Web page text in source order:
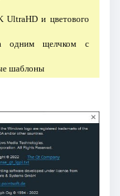
и цветового
одним щелчком с
шаблоны